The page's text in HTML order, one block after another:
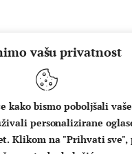
vašu privatnost
kako bismo poboljšali
personalizirane
Klikom na "Prihvati sve",
UVJETI